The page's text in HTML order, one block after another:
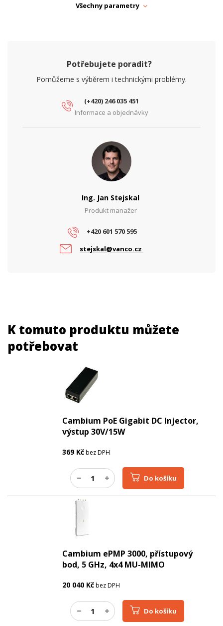
Počet SFP (1G) portů 0
PARAMETRY NAPÁJENÍ
Všechny parametry
Potřebujete poradit?
Pomůžeme s výběrem i technickými problémy.
(+420) 246 035 451
Informace a objednávky
Ing. Jan Stejskal
Produkt manažer
+420 601 570 595
stejskal@vanco.cz
K tomuto produktu můžete
potřebovat
Cambium PoE Gigabit DC Injector,
výstup 30V/15W
369Kčbez DPH
Do košíku
Cambium ePMP 3000, přístupový
bod, 5 GHz, 4x4 MU-MIMO
20 040 Kčbez DPH
Do košíku